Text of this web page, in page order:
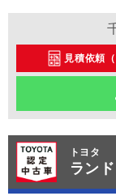
見積依頼（
トヨタ
ラン